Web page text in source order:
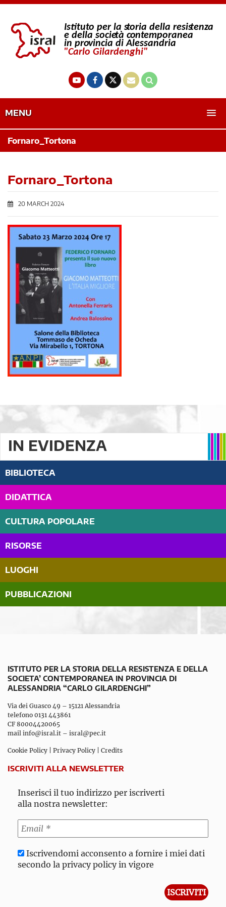
MENU
Fornaro_Tortona
Fornaro_Tortona
20 MARCH 2024
IN EVIDENZA
BIBLIOTECA
DIDATTICA
CULTURA POPOLARE
RISORSE
LUOGHI
PUBBLICAZIONI
ISTITUTO PER LA STORIA DELLA RESISTENZA E DELLA
SOCIETA’ CONTEMPORANEA IN PROVINCIA DI
ALESSANDRIA “CARLO GILARDENGHI”
Via dei Guasco 49 – 15121 Alessandria
telefono 0131 443861
CF 80004420065
mail info@isral.it – isral@pec.it
Cookie Policy Privacy Policy Credits
ISCRIVITI ALLA NEWSLETTER
Inserisci il tuo indirizzo per iscriverti
alla nostra newsletter:
Iscrivendomi acconsento a fornire i miei dati
secondo la privacy policy in vigore